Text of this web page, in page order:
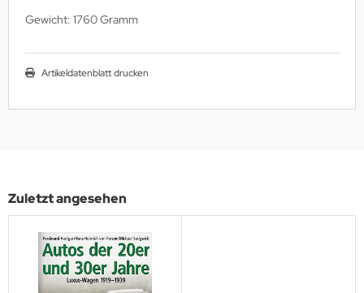
Gewicht: 1760 Gramm
Artikeldatenblatt drucken
Zuletzt angesehen
Verlag
Armour Research
Verlag
Verlag
Volker Ruff